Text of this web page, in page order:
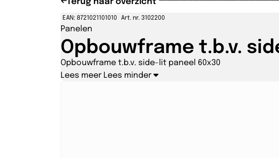
EAN: 8721021101010 Art. nr. 3102200
Panelen
Opbouwframe t.b.v.
Opbouwframe t.b.v. side-lit paneel 60x30
Lees meer Lees minder